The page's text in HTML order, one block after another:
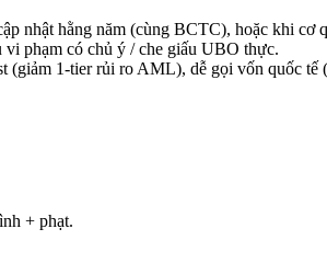
nhật hằng năm (cùng BCTC), hoặc khi
phạm có chủ ý / che giấu UBO thực.
(giảm 1-tier rủi ro AML), dễ gọi vốn quốc
+ phạt.